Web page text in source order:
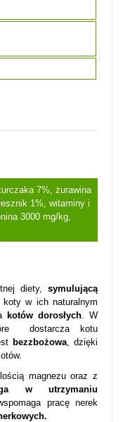
7%, żurawina
1%, witaminy i
3000 mg/kg,
diety,symulującą
w ich naturalnym
kotów dorosłych. W
dostarcza kotu
bezzbożowa, dzięki
magnezu oraz z
w utrzymaniu
pracę nerek